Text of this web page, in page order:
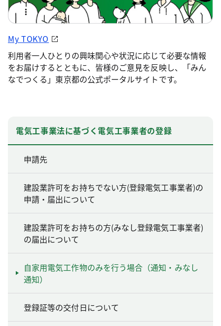
My TOKYO
利用者一人ひとりの興味関心や状況に応じて必要な情報
をお届けするとともに、皆様のご意見を反映し、「みん
なでつくる」東京都の公式ポータルサイトです。
電気工事業法に基づく電気工事業者の登録
申請先
建設業許可をお持ちでない方(登録電気工事業者)の
申請・届出について
建設業許可をお持ちの方(みなし登録電気工事業者)
の届出について
自家用電気工作物のみを行う場合（通知・みなし
通知）
登録証等の交付日について